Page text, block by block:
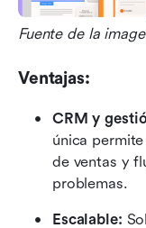
Fuente de la
Ventajas:
CRM y
única
de ventas y
problemas.
Escalable: